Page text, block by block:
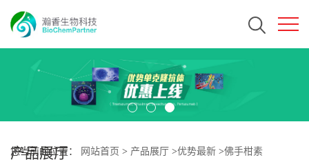
产品展厅
您当前的位置： 网站首页 > 产品展厅 >优势最新 >佛手柑素